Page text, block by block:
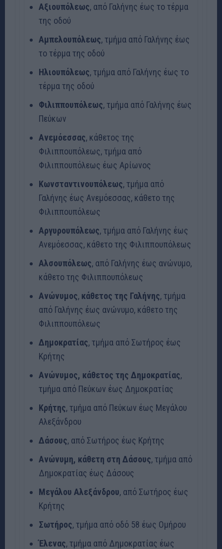
Αξιουπόλεως, από Γαλήνης έως το τέρμα
της οδού
Αμπελουπόλεως, τμήμα από Γαλήνης έως
το τέρμα της οδού
Ηλιουπόλεως, τμήμα από Γαλήνης έως το
τέρμα της οδού
Φιλιππουπόλεως, τμήμα από Γαλήνης έως
Πεύκων
Ανεμόεσσας, κάθετος της
Φιλιππουπόλεως, τμήμα από
Φιλιππουπόλεως έως Αρίωνος
Κωνσταντινουπόλεως, τμήμα από
Γαλήνης έως Ανεμόεσσας, κάθετο της
Φιλιππουπόλεως
Αργυρουπόλεως, τμήμα από Γαλήνης έως
Ανεμόεσσας, κάθετο της Φιλιππουπόλεως
Αλσουπόλεως, από Γαλήνης έως ανώνυμο,
κάθετο της Φιλιππουπόλεως
Ανώνυμος, κάθετος της Γαλήνης, τμήμα
από Γαλήνης έως ανώνυμο, κάθετο της
Φιλιππουπόλεως
Δημοκρατίας, τμήμα από Σωτήρος έως
Κρήτης
Ανώνυμος, κάθετος της Δημοκρατίας,
τμήμα από Πεύκων έως Δημοκρατίας
Κρήτης, τμήμα από Πεύκων έως Μεγάλου
Αλεξάνδρου
Δάσους, από Σωτήρος έως Κρήτης
Ανώνυμη, κάθετη στη Δάσους, τμήμα από
Δημοκρατίας έως Δάσους
Μεγάλου Αλεξάνδρου, από Σωτήρος έως
Κρήτης
Σωτήρος, τμήμα από οδό 58 έως Ομήρου
Έλενας, τμήμα από Δημοκρατίας έως